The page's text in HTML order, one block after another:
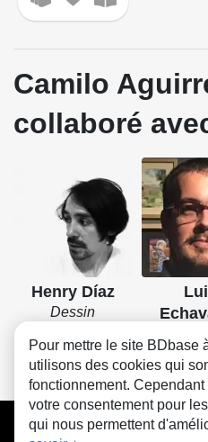
Camilo
collaboré
Henry Díaz
Dessin
CGU FAQ
Pour mettre le site BDbase
utilisons des cookies qui
fonctionnement.
votre consentement pour
qui nous permettent